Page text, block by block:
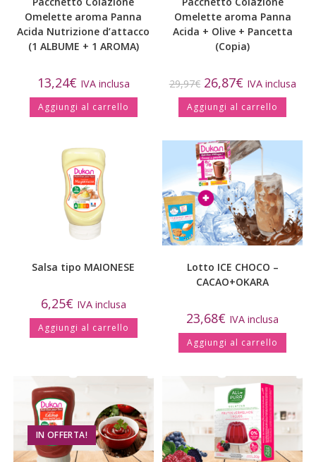
Omelette aroma Panna
Acida Nutrizione d’attacco
(1 ALBUME + 1 AROMA)
13,24€ IVA inclusa
Aggiungi al carrello
Omelette aroma Panna
Acida + Olive + Pancetta
(Copia)
29,97€ 26,87€ IVA inclusa
Aggiungi al carrello
Salsa tipo MAIONESE
6,25€ IVA inclusa
Aggiungi al carrello
Lotto ICE CHOCO –
CACAO+OKARA
23,68€ IVA inclusa
Aggiungi al carrello
IN OFFERTA!